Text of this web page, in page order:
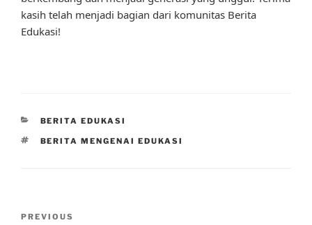
kasih telah menjadi bagian dari komunitas Berita
Edukasi!
CATEGORIES
BERITA EDUKASI
TAGS
BERITA MENGENAI EDUKASI
Previous
PREVIOUS